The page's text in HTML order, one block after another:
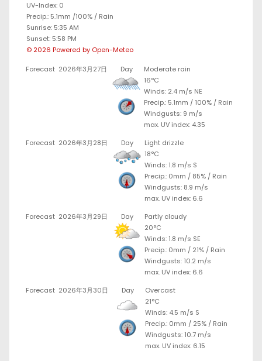
UV-Index: 0
Precip.: 5.1mm /100% / Rain
Sunrise: 5:35 AM
Sunset: 5:58 PM
© 2026 Powered by Open-Meteo
Forecast 2026年3月27日 Day
Moderate rain
16°C
Winds: 2.4 m/s NE
Precip.: 5.1mm / 100% / Rain
Windgusts: 9 m/s
max. UV index: 4.35
Forecast 2026年3月28日 Day
Light drizzle
18°C
Winds: 1.8 m/s S
Precip.: 0mm / 85% / Rain
Windgusts: 8.9 m/s
max. UV index: 6.6
Forecast 2026年3月29日 Day
Partly cloudy
20°C
Winds: 1.8 m/s SE
Precip.: 0mm / 21% / Rain
Windgusts: 10.2 m/s
max. UV index: 6.6
Forecast 2026年3月30日 Day
Overcast
21°C
Winds: 4.5 m/s S
Precip.: 0mm / 25% / Rain
Windgusts: 10.7 m/s
max. UV index: 6.15